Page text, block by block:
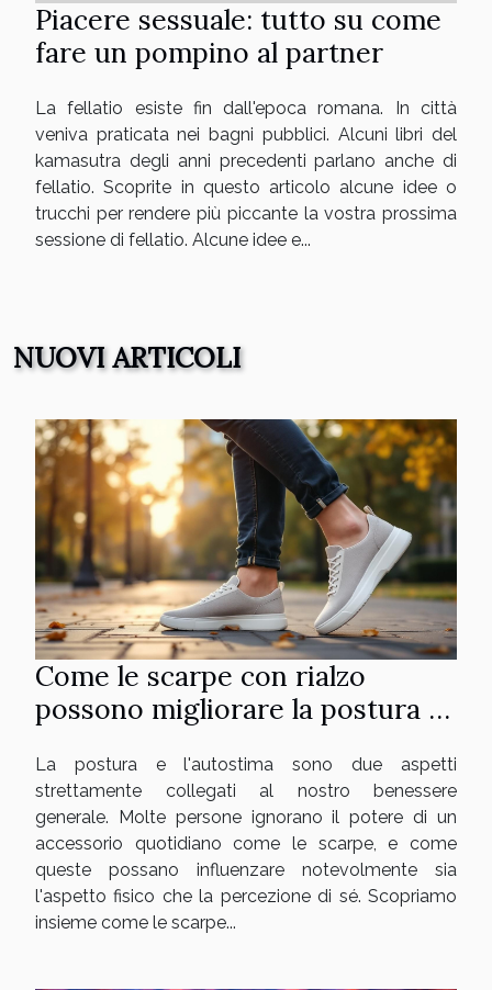
Piacere sessuale: tutto su come
fare un pompino al partner
La fellatio esiste fin dall'epoca romana. In città
veniva praticata nei bagni pubblici. Alcuni libri del
kamasutra degli anni precedenti parlano anche di
fellatio. Scoprite in questo articolo alcune idee o
trucchi per rendere più piccante la vostra prossima
sessione di fellatio. Alcune idee e...
NUOVI ARTICOLI
Come le scarpe con rialzo
possono migliorare la postura e
La postura e l'autostima sono due aspetti
strettamente collegati al nostro benessere
generale. Molte persone ignorano il potere di un
accessorio quotidiano come le scarpe, e come
queste possano influenzare notevolmente sia
l'aspetto fisico che la percezione di sé. Scopriamo
insieme come le scarpe...